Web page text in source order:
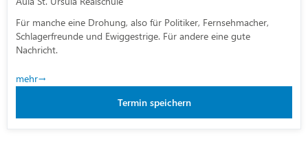
Für manche eine Drohung, also für Politiker, Fernsehmacher,
Schlagerfreunde und Ewiggestrige. Für andere eine gute
Nachricht.
mehr
Termin speichern